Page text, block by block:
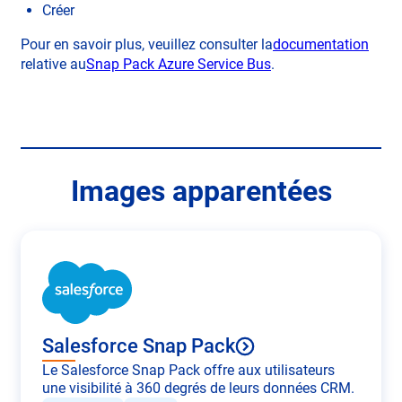
Créer
Pour en savoir plus, veuillez consulter ladocumentation
relative auSnap Pack Azure Service Busopens
.
Images apparentées
Salesforce Snap Pack
Le Salesforce Snap Pack offre aux utilisateurs
une visibilité à 360 degrés de leurs données CRM.